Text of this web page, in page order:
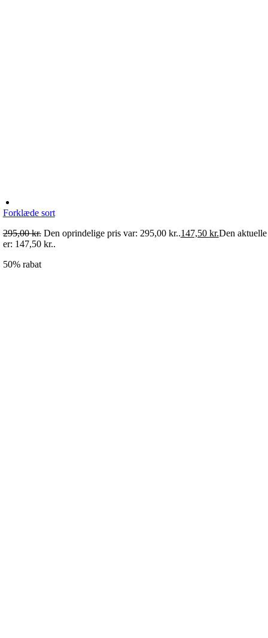
Forklæde sort
295,00kr. Den oprindelige pris var: 295,00 kr..147,50 kr.Den
er: 147,50 kr..
50% rabat